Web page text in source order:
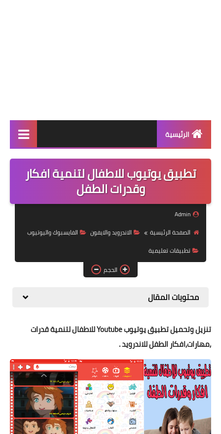
الرئيسية
قسم البرامج
العاب
تطبيقات
مواقع
تطبيق يوتيوب للاطفال لتنمية افكار
وقدرات الطفل
Admin
الصفحة الرئيسية
الاندرويد والايفون
الفايسبوك واليوتيوب
تطبيقات تعليمية
الحجم
محتويات المقال
تنزيل وتحميل تطبيق يوتيوب Youtube للاطفال لتنمية قدرات
,مهارات,افكار الطفل للاندرويد .